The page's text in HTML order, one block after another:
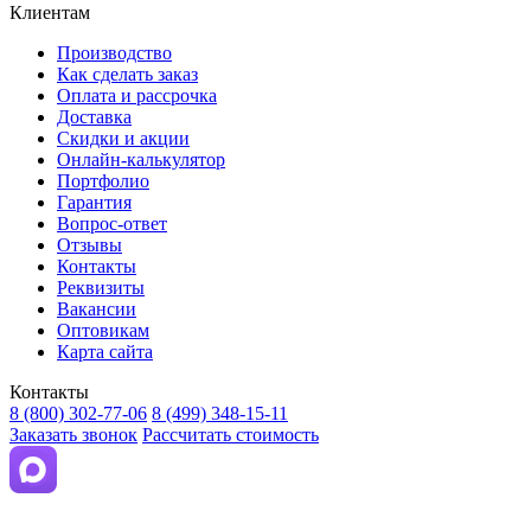
Клиентам
Производство
Как сделать заказ
Оплата и рассрочка
Доставка
Скидки и акции
Онлайн-калькулятор
Портфолио
Гарантия
Вопрос-ответ
Отзывы
Контакты
Реквизиты
Вакансии
Оптовикам
Карта сайта
Контакты
8 (800) 302-77-06 8 (499) 348-15-11
Заказать звонок Рассчитать стоимость